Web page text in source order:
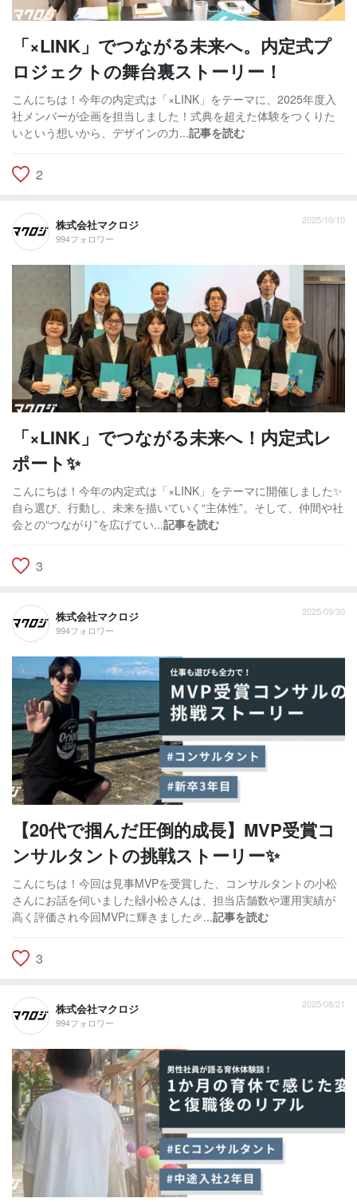
「×LINK」でつながる未来へ。内定式プ
ロジェクトの舞台裏ストーリー！
こんにちは！今年の内定式は「×LINK」をテーマに、2025年度入
社メンバーが企画を担当しました！式典を超えた体験をつくりた
いという想いから、デザインの力...記事を読む
2
株式会社マクロジ
994フォロワー
2025/10/10
「×LINK」でつながる未来へ！内定式レ
ポート✨
こんにちは！今年の内定式は「×LINK」をテーマに開催しました✨
自ら選び、行動し、未来を描いていく“主体性”。そして、仲間や社
会との“つながり”を広げてい...記事を読む
3
株式会社マクロジ
994フォロワー
2025/09/30
【20代で掴んだ圧倒的成長】MVP受賞コ
ンサルタントの挑戦ストーリー✨
こんにちは！今回は見事MVPを受賞した、コンサルタントの小松
さんにお話を伺いました🙌小松さんは、担当店舗数や運用実績が
高く評価され今回MVPに輝きました🎉...記事を読む
3
株式会社マクロジ
994フォロワー
2025/08/21